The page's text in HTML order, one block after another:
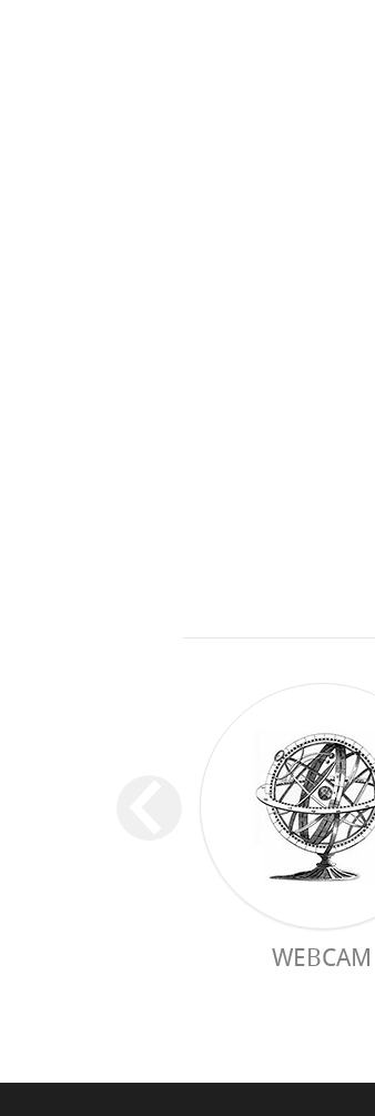
WEBCAM